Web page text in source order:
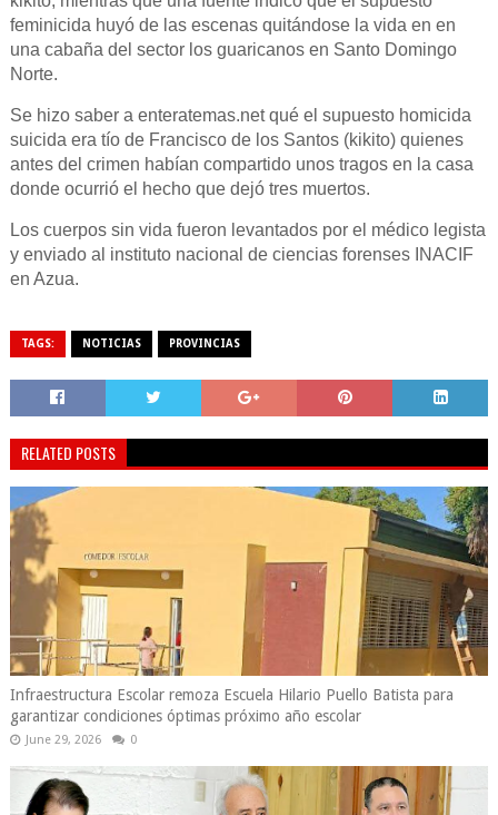
feminicida huyó de las escenas quitándose la vida en en
una cabaña del sector los guaricanos en Santo Domingo
Norte.
Se hizo saber a enteratemas.net qué el supuesto homicida
suicida era tío de Francisco de los Santos (kikito) quienes
antes del crimen habían compartido unos tragos en la casa
donde ocurrió el hecho que dejó tres muertos.
Los cuerpos sin vida fueron levantados por el médico legista
y enviado al instituto nacional de ciencias forenses INACIF
en Azua.
TAGS: NOTICIAS PROVINCIAS
RELATED POSTS
Infraestructura Escolar remoza Escuela Hilario Puello Batista para
garantizar condiciones óptimas próximo año escolar
June 29, 2026 0